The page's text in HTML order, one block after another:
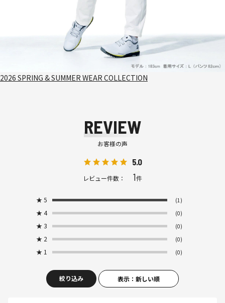
2026 SPRING & SUMMER WEAR COLLECTION
REVIEW
お客様の声
5.0
レビュー件数： 1件
★ 5 (1)
★ 4 (0)
★ 3 (0)
★ 2 (0)
★ 1 (0)
絞り込み 表示：新しい順